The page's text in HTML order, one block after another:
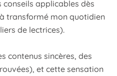
applicables dès
transformé mon quotidien
de lectrices).
contenus sincères, des
et cette sensation